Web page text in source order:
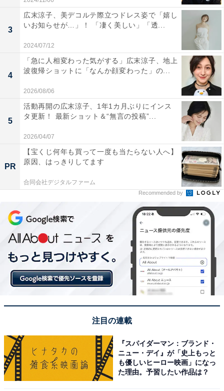
3
広末涼子、美デコルテ際立つドレス姿で「嬉し
いお知らせが…」！ 「凄く美しい」「透...
2024/07/12
4
「急に人相変わった気がする」広末涼子、地上
波復帰ショットに「なんか顔変わった」の...
2026/08/06
5
活動再開の広末涼子、1年1カ月ぶりにインス
タ更新！ 最新ショット＆“無言の投稿”...
2026/04/07
PR
【宝くじ何年も買って一度も当たらない人へ】
原因、はっきりしてます
合同会社デジタルファーム
Recommended by
注目の連載
『スパイダーマン：ブランド・
ニュー・デイ』が「史上もっと
も優しいヒーロー映画」になっ
た理由。予習したい作品は？